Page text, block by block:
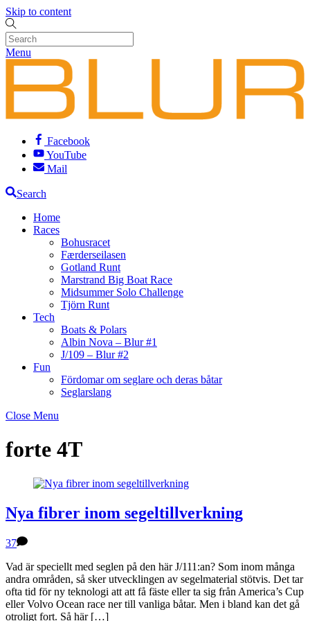
Skip to content
Menu
Facebook
YouTube
Mail
Search
Home
Races
Bohusracet
Færderseilasen
Gotland Runt
Marstrand Big Boat Race
Midsummer Solo Challenge
Tjörn Runt
Tech
Boats & Polars
Albin Nova – Blur #1
J/109 – Blur #2
Fun
Fördomar om seglare och deras båtar
Seglarslang
Close Menu
forte 4T
Nya fibrer inom segeltillverkning
37
Vad är speciellt med seglen på den här J/111:an? Som inom många
andra områden, så sker utvecklingen av segelmaterial stötvis. Det tar
ofta tid för ny teknologi att att få fäste eller ta sig från America’s Cup
eller Volvo Ocean race ner till vanliga båtar. Men i bland kan det gå
otroligt fort. Så här […]